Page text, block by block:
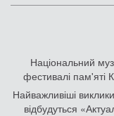
Національний
фестивалі пам'яті
Найважливіші
відбудуться